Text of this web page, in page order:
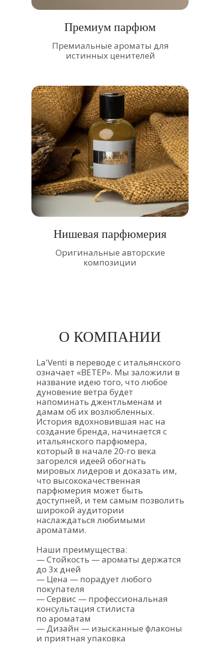
Нишевая парфюмерия
Оригинальные авторские
композиции
Премиум парфюм
Премиальные ароматы для
истинных ценителей
О КОМПАНИИ
La'Venti в переводе с итальянского
означает «ВЕТЕР». Мы заложили в
название идею того, что любое
дуновение ветра будет
напоминать джентльменам и
дамам об их возлюбленных.
История вдохновившая нас на
создание бренда, начинается с
итальянского парфюмера,
который в начале 20-го века
загорелся идеей обогнать
мировых лидеров и доказать им,
что высококачественная
парфюмерия может быть
доступней, и тем самым позволить
широкой аудитории
наслаждаться любимыми
ароматами.
Наши преимущества:
— Стойкость — ароматы держатся
до 3х дней
— Цена — порадует любого
покупателя
— Сервис — профессиональная
консультация стилиста
по ароматам
— Дизайн — изысканные флаконы
и приятная упаковка